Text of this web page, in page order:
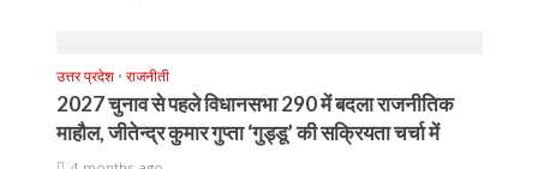
उत्तर प्रदेश • राजनीती
2027 चुनाव से पहले विधानसभा 290 में बदला राजनीतिक
माहौल, जीतेन्द्र कुमार गुप्ता ‘गुड्डू’ की सक्रियता चर्चा में